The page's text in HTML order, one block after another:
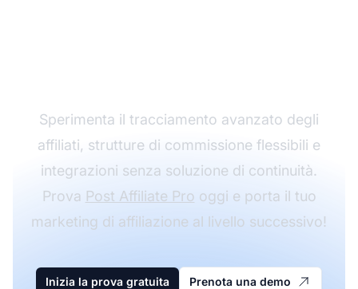
Sperimenta il tracciamento avanzato degli
affiliati, strutture di commissione flessibili e
integrazioni senza soluzione di continuità.
Prova Post Affiliate Pro oggi e porta il tuo
marketing di affiliazione al livello successivo!
Inizia la prova gratuita Prenota una demo